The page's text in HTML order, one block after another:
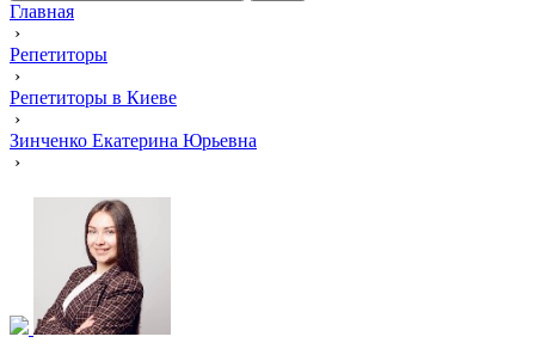
Главная
›
Репетиторы
›
Репетиторы в Киеве
›
Зинченко Екатерина Юрьевна
›